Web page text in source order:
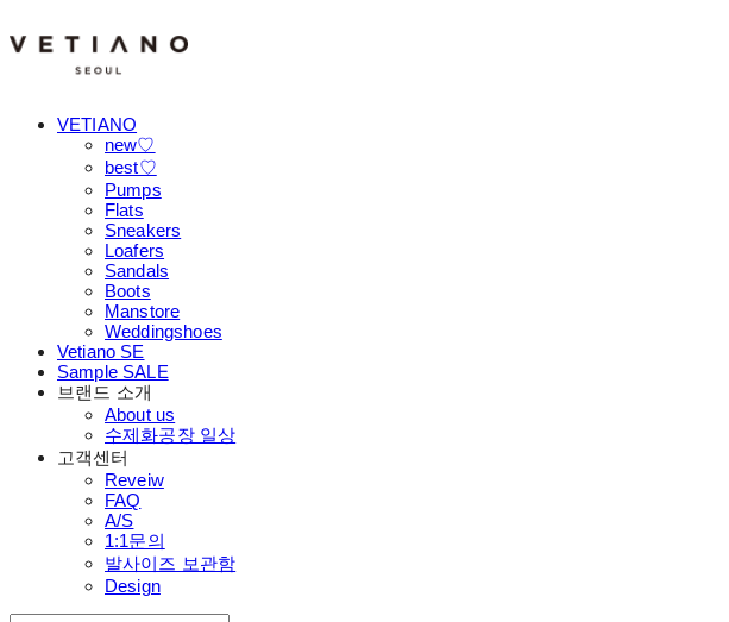
VETIANO
new♡
best♡
Pumps
Flats
Sneakers
Loafers
Sandals
Boots
Manstore
Weddingshoes
Vetiano SE
Sample SALE
브랜드 소개
About us
수제화공장 일상
고객센터
Reveiw
FAQ
A/S
1:1문의
발사이즈 보관함
Design